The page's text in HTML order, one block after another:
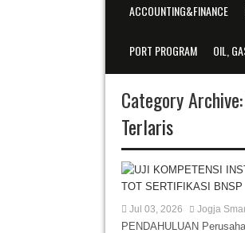
ACCOUNTING&FINANCE
PORT PROGRAM OIL,
Category Archive:
Terlaris
Jul 03, 2026 Jogja
PENDAHULUAN